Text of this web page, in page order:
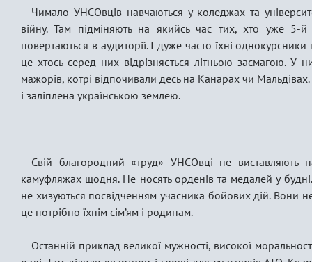
Чимало УНСОвців навчаються у коледжах та
війну. Там підміняють на якийсь час тих, хто уже 5-
повертаються в аудиторії. І дуже часто їхні
це хтось серед них відрізняється літньою засмагою. У
мажорів, котрі відпочивали десь на Канарах чи
і заліплена українською землею.
Свій благородний «труд» УНСОвці не
камуфляжах щодня. Не носять орденів та медалей у
не хизуються посвідченням учасника бойових дій. Вони
це потрібно їхнім сім’ям і родинам.
Останній приклад великої мужності, високої